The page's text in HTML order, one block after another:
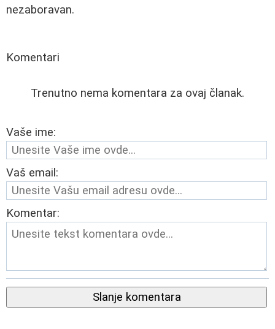
nezaboravan.
Komentari
Trenutno nema komentara za ovaj članak.
Vaše ime:
Vaš email:
Komentar:
Slanje komentara